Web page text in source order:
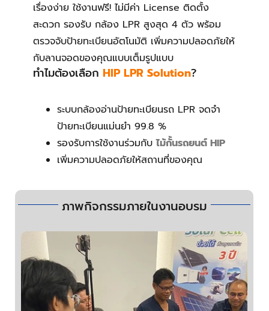
เรื่องง่าย ใช้งานฟรี! ไม่มีค่า License ติดตั้ง
สะดวก รองรับ กล้อง LPR สูงสุด 4 ตัว พร้อม
ตรวจจับป้ายทะเบียนอัตโนมัติ เพิ่มความปลอดภัยให้
กับลานจอดของคุณแบบเต็มรูปแบบ
ทำไมต้องเลือกHIP LPR Solution?
ระบบกล้องอ่านป้ายทะเบียนรถ LPR จดจำ
ป้ายทะเบียนแม่นยำ 99.8 %
รองรับการใช้งานร่วมกับไม้กั้นรถยนต์ HIP
เพิ่มความปลอดภัยให้สถานที่ของคุณ
ภาพกิจกรรมภายในงานอบรม